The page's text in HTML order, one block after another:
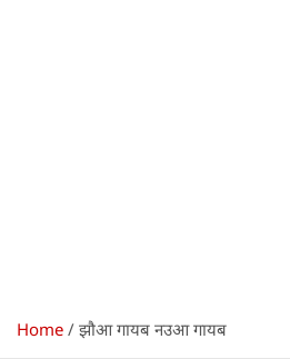
Home झौआ गायब नउआ गायब